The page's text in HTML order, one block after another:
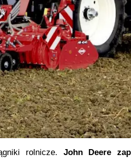
rolnicze. John Deere